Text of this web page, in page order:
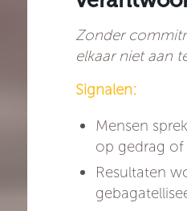
Zonder
elkaar niet aan
Signalen:
Mensen
op gedrag of
Resultaten